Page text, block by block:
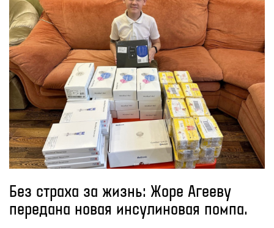
Без страха за жизнь: Жоре Агееву
передана новая инсулиновая помпа.